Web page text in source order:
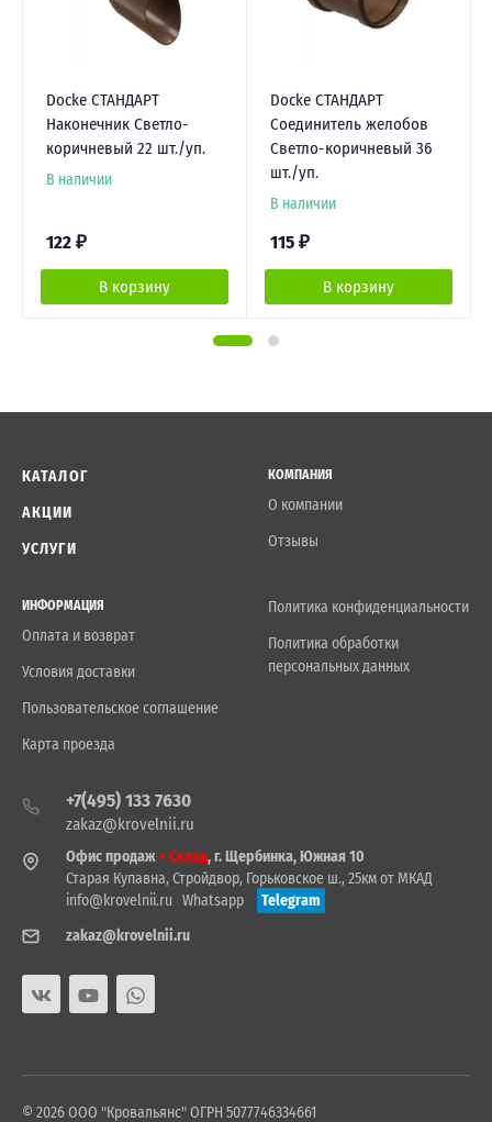
Docke СТАНДАРТ
Наконечник Светло-
коричневый 22 шт./уп.
В наличии
122 ₽
В корзину
Docke СТАНДАРТ
Соединитель желобов
Светло-коричневый 36
шт./уп.
В наличии
115 ₽
В корзину
КАТАЛОГ
АКЦИИ
УСЛУГИ
КОМПАНИЯ
О компании
Отзывы
ИНФОРМАЦИЯ
Оплата и возврат
Условия доставки
Пользовательское соглашение
Карта проезда
Политика конфиденциальности
Политика обработки
персональных данных
+7(495) 133 7630
zakaz@krovelnii.ru
Офис продаж+ Склад, г. Щербинка, Южная 10
Старая Купавна, Стройдвор, Горьковское ш., 25км от МКАД
info@krovelnii.ru Whatsapp
Telegram
zakaz@krovelnii.ru
© 2026 ООО "Кровальянс" ОГРН 5077746334661